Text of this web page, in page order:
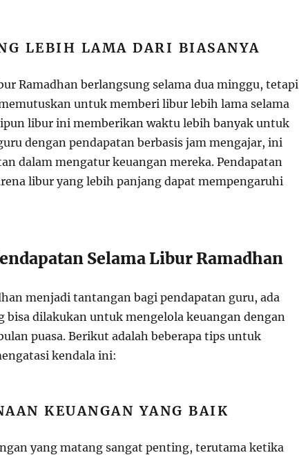
LEBIH LAMA DARI BIASANYA
Ramadhan berlangsung selama dua minggu, tetapi
untuk memberi libur lebih lama selama
libur ini memberikan waktu lebih banyak untuk
dengan pendapatan berbasis jam mengajar, ini
dalam mengatur keuangan mereka. Pendapatan
libur yang lebih panjang dapat mempengaruhi
Selama Libur Ramadhan
menjadi tantangan bagi pendapatan guru, ada
bisa dilakukan untuk mengelola keuangan dengan
puasa. Berikut adalah beberapa tips untuk
kendala ini:
KEUANGAN YANG BAIK
yang matang sangat penting, terutama ketika